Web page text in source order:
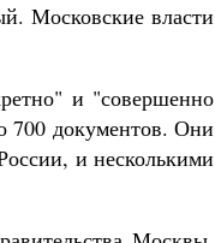
Московские власти
и "совершенно
700 документов. Они
и несколькими